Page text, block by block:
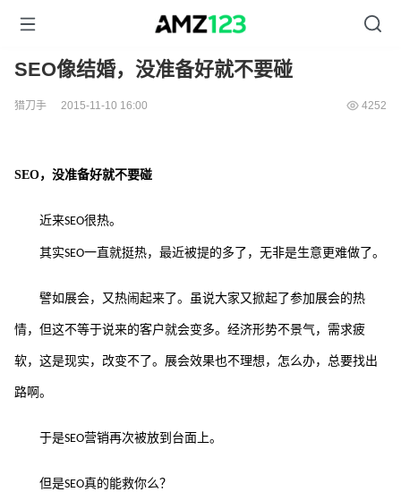
SEO像结婚，没准备好就不要碰
猎刀手 2015-11-10 16:00 4252
SEO，没准备好就不要碰
近来SEO很热。
其实SEO一直就挺热，最近被提的多了，无非是生意更难做了。
譬如展会，又热闹起来了。虽说大家又掀起了参加展会的热
情，但这不等于说来的客户就会变多。经济形势不景气，需求疲
软，这是现实，改变不了。展会效果也不理想，怎么办，总要找出
路啊。
于是SEO营销再次被放到台面上。
但是SEO真的能救你么？